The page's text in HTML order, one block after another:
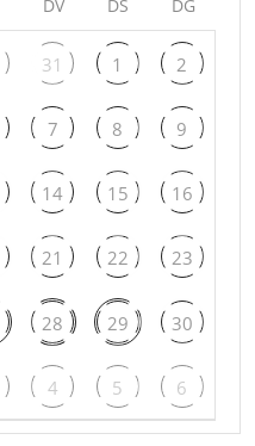
DV DS DG
31 1 2
7 8 9
14 15 16
21 22 23
28 29 30
4 5 6